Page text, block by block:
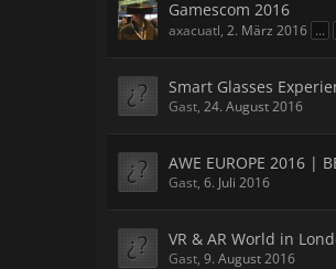
Gamescom 2016
axacuatl, 2. März 2016 ...
Smart Glasses
Gast, 24. August 2016
AWE EUROPE 2016 |
Gast, 6. Juli 2016
VR & AR World in
Gast, 9. August 2016